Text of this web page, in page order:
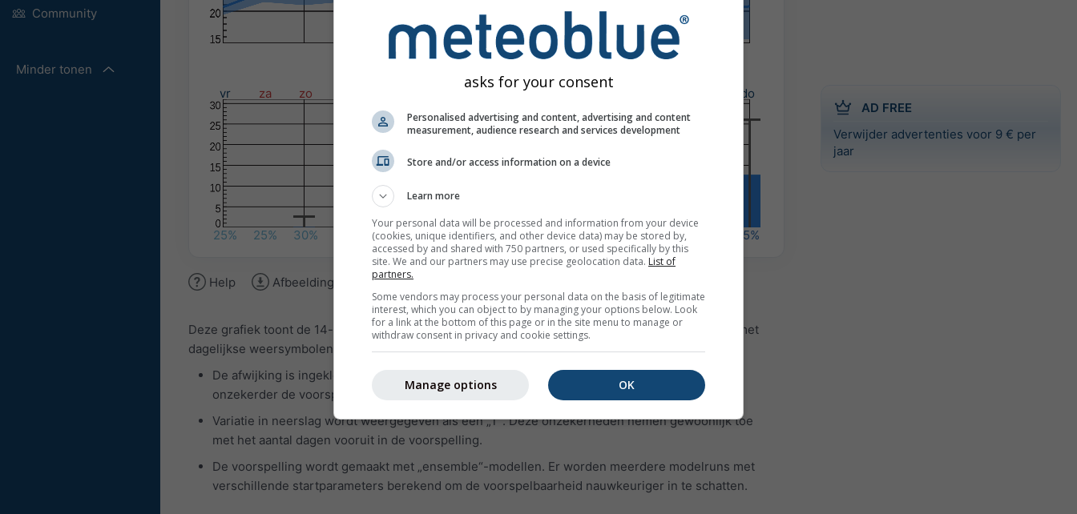
Community
Minder tonen
AD FREE
Verwijder advertenties voor 9 € per
jaar
vr
za zo do
25% 25% 30% 40% 45% 50% 75% 65% 65% 45% 45% 55%
Help Afbeelding downloaden
Deze grafiek toont de 14-daagse weerstrend voorPittsboro (North Carolina, Verenigde Staten)
met
dagelijkse weersymbolen, minimum- en maximumtemperaturen, neerslaghoeveelheid en -kans.
De afwijking is ingekleurd in de temperatuurgrafiek. Hoe sterker de pieken en dalen, hoe
onzekerder de voorspelling. De dikke lijn geeft de meest waarschijnlijke trend weer.
Variatie in neerslag wordt weergegeven als een „T“. Deze onzekerheden nemen gewoonlijk toe
met het aantal dagen vooruit in de voorspelling.
De voorspelling wordt gemaakt met „ensemble“-modellen. Er worden meerdere modelruns met
verschillende startparameters berekend om de voorspelbaarheid nauwkeuriger in te schatten.
asks for your consent
Personalised advertising and content, advertising and content
measurement, audience research and services development
Store and/or access information on a device
Learn more
Your personal data will be processed and information from your device
(cookies, unique identifiers, and other device data) may be stored by,
accessed by and shared with 750 partners, or used specifically by this
site. We and our partners may use precise geolocation data. List of
partners.
Some vendors may process your personal data on the basis of legitimate
interest, which you can object to by managing your options below. Look
for a link at the bottom of this page or in the site menu to manage or
withdraw consent in privacy and cookie settings.
OK
Manage options